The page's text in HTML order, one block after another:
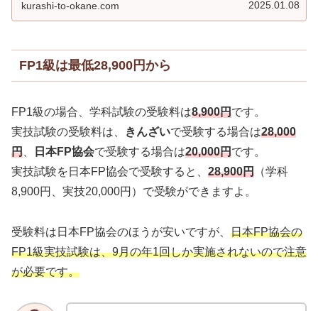
kurashi-to-okane.com 2025.01.08
FP1級は最低28,900円から
FP1級の場合、学科試験の受験料は8,900円です。
実技試験の受験料は、
きんざいで受験する場合は28,000
円
日本FP協会で受験する場合は20,000円です。
実技試験を日本FP協会で受験すると、 28,900円 （学科
8,900円、実技20,000円）で受験ができますよ。
受験料は日本FP協会のほうが安いですが、 日本FP協会の
FP1級実技試験は、9月の年1回しか実施されないので注意
が必要です。